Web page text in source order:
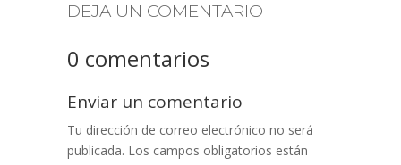
DEJA UN COMENTARIO
0 comentarios
Enviar un comentario
Tu dirección de correo electrónico no será
publicada. Los campos obligatorios están